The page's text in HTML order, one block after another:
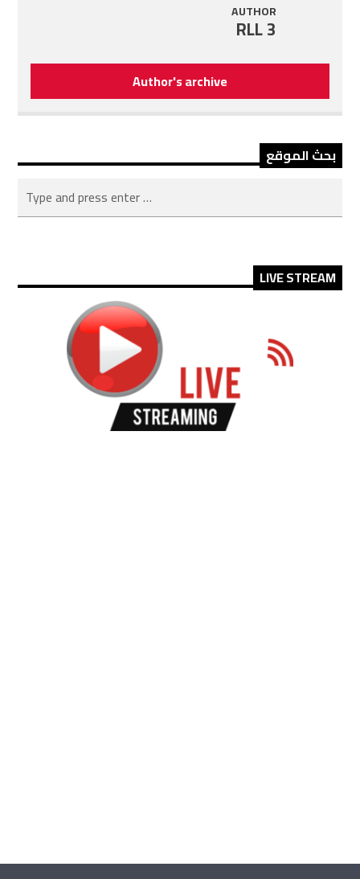
AUTHOR
RLL 3
Author's archive
بحث الموقع
LIVE STREAM